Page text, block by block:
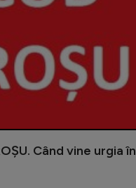
Când vine urgia în